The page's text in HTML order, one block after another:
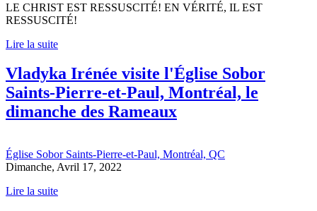
LE CHRIST EST RESSUSCITÉ! EN VÉRITÉ, IL EST
RESSUSCITÉ!
Lire la suite
Vladyka Irénée visite l'Église Sobor
Saints-Pierre-et-Paul, Montréal, le
dimanche des Rameaux
Église Sobor Saints-Pierre-et-Paul, Montréal, QC
Dimanche, Avril 17, 2022
Lire la suite